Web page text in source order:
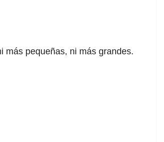
más pequeñas, ni más grandes.